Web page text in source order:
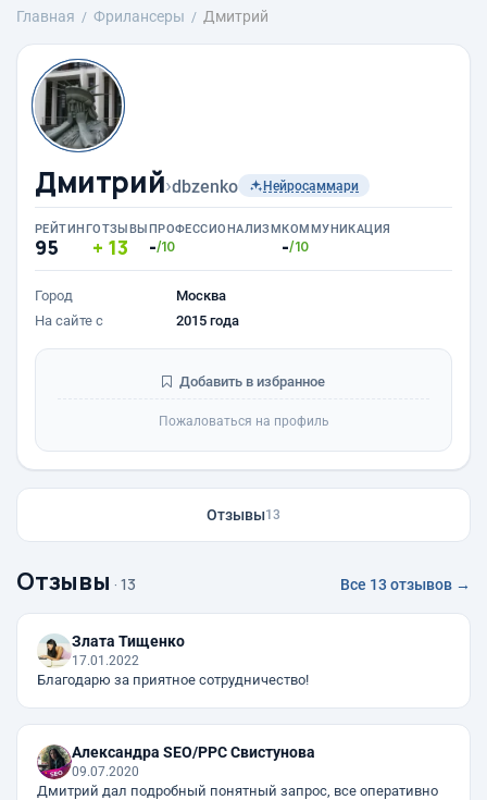
Главная Фрилансеры Дмитрий
Дмитрий›dbzenko Нейросаммари
РЕЙТИНГ
95
ОТЗЫВЫ
13
ПРОФЕССИОНАЛИЗМ
-/10
КОММУНИКАЦИЯ
-/10
Город
Москва
На сайте с
2015 года
Добавить в избранное
Пожаловаться на профиль
Отзывы13
Отзывы · 13 Все 13 отзывов →
Злата Тищенко
17.01.2022
Благодарю за приятное сотрудничество!
Александра SEO/PPC Свистунова
09.07.2020
Дмитрий дал подробный понятный запрос, все оперативно